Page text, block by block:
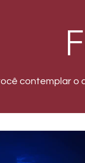
contemplar o